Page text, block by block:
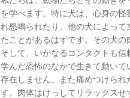
を学べます。特に犬は、心身の
れ怒鳴られたり、他の犬によっ
たことがあるはずです。その犬の
そして、いかなるコンタクトも
学んだ恐怖のなかで生きて動いて
存在しません。また痛めつけら
す。肉体はけっしてリラックス